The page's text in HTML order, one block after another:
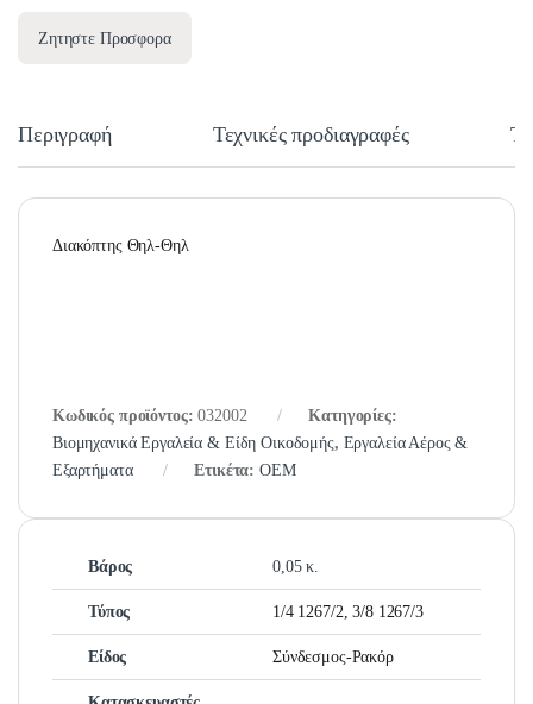
Ζητηστε Προσφορα
Περιγραφή Τεχνικές προδιαγραφές
Διακόπτης Θηλ-Θηλ
Κωδικός προϊόντος:032002
Κατηγορίες:
Βιομηχανικά Εργαλεία & Είδη Οικοδομής, Εργαλεία Αέρος &
Εξαρτήματα
Ετικέτα:OEM
Βάρος 0,05 κ.
Τύπος 1/4 1267/2, 3/8 1267/3
Είδος Σύνδεσμος-Ρακόρ